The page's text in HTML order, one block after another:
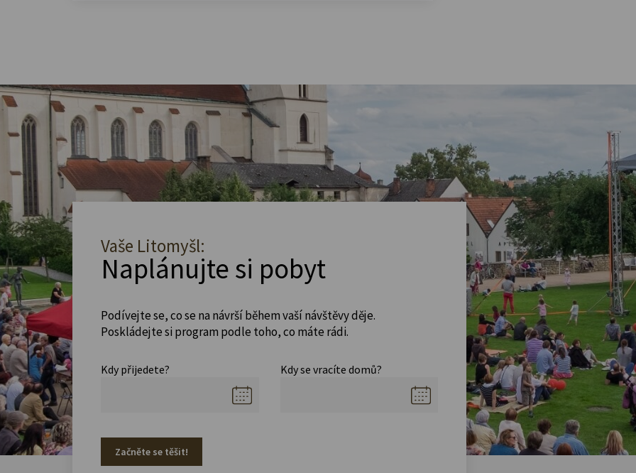
Vaše Litomyšl:
Naplánujte si pobyt
Podívejte se, co se na návrší během vaší návštěvy děje.
Poskládejte si program podle toho, co máte rádi.
Kdy přijedete? Kdy se vracíte domů?
Začněte se těšit!